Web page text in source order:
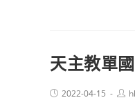
天主教單
Post2022-04-15
Post